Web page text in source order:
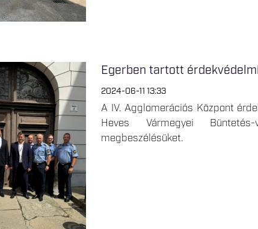
Egerben tartott
2024-06-11 13:33
A IV. Agglomerációs Központ
Heves Vármegyei
megbeszélésüket.